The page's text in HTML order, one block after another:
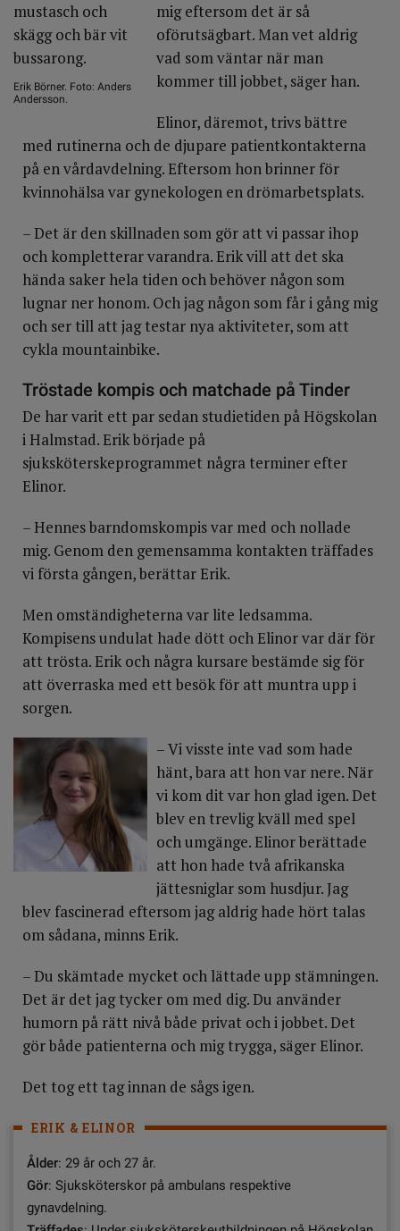
Erik Börner. Foto: Anders
Andersson.
mig eftersom det är så
oförutsägbart. Man vet aldrig
vad som väntar när man
kommer till jobbet, säger han.
Elinor, däremot, trivs bättre
med rutinerna och de djupare patientkontakterna
på en vårdavdelning. Eftersom hon brinner för
kvinnohälsa var gynekologen en drömarbetsplats.
– Det är den skillnaden som gör att vi passar ihop
och kompletterar varandra. Erik vill att det ska
hända saker hela tiden och behöver någon som
lugnar ner honom. Och jag någon som får i gång mig
och ser till att jag testar nya aktiviteter, som att
cykla mountainbike.
Tröstade kompis och matchade på Tinder
De har varit ett par sedan studietiden på Högskolan
i Halmstad. Erik började på
sjuksköterskeprogrammet några terminer efter
Elinor.
– Hennes barndomskompis var med och nollade
mig. Genom den gemensamma kontakten träffades
vi första gången, berättar Erik.
Men omständigheterna var lite ledsamma.
Kompisens undulat hade dött och Elinor var där för
att trösta. Erik och några kursare bestämde sig för
att överraska med ett besök för att muntra upp i
sorgen.
– Vi visste inte vad som hade
hänt, bara att hon var nere. När
vi kom dit var hon glad igen. Det
blev en trevlig kväll med spel
och umgänge. Elinor berättade
att hon hade två afrikanska
jättesniglar som husdjur. Jag
blev fascinerad eftersom jag aldrig hade hört talas
om sådana, minns Erik.
– Du skämtade mycket och lättade upp stämningen.
Det är det jag tycker om med dig. Du använder
humorn på rätt nivå både privat och i jobbet. Det
gör både patienterna och mig trygga, säger Elinor.
Det tog ett tag innan de sågs igen.
ERIK & ELINOR
Ålder: 29 år och 27 år.
Gör: Sjuksköterskor på ambulans respektive
gynavdelning.